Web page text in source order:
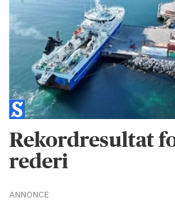
Rekordresultat
rederi
ANNONCE